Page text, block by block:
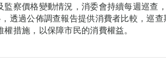
監察價格變動情況，消委會持續每週巡查
透過公佈調查報告提供消費者比較，巡
措施，以保障市民的消費權益。